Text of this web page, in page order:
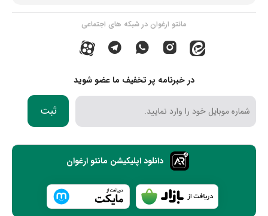
مانتو ارغوان در شبکه های اجتماعی
در خبرنامه پر تخفیف ما عضو شوید
ثبت
دانلود اپلیکیشن مانتو ارغوان